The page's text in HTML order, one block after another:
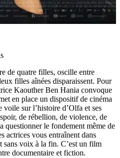
de quatre filles, oscille entre
filles aînées disparaissent. Pour
Kaouther Ben Hania convoque
en place un dispositif de cinéma
sur l’histoire d’Olfa et ses
de rébellion, de violence, de
questionner le fondement même de
actrices vous entraînent dans
sans voix à la fin. C’est un film
documentaire et fiction.